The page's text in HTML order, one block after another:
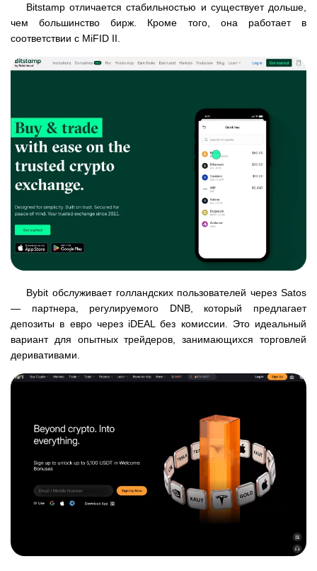
Bitstamp отличается стабильностью и существует дольше,
чем большинство бирж. Кроме того, она работает в
соответствии с MiFID II.
Bybit обслуживает голландских пользователей через Satos
— партнера, регулируемого DNB, который предлагает
депозиты в евро через iDEAL без комиссии. Это идеальный
вариант для опытных трейдеров, занимающихся торговлей
деривативами.